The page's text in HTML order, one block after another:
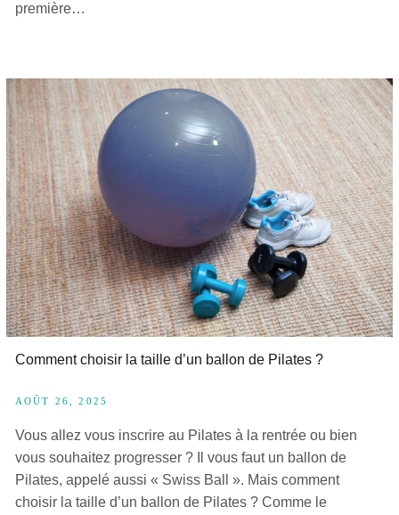
première…
Comment choisir la taille d’un ballon de Pilates ?
AOÛT 26, 2025
Vous allez vous inscrire au Pilates à la rentrée ou bien
vous souhaitez progresser ? Il vous faut un ballon de
Pilates, appelé aussi « Swiss Ball ». Mais comment
choisir la taille d’un ballon de Pilates ? Comme le